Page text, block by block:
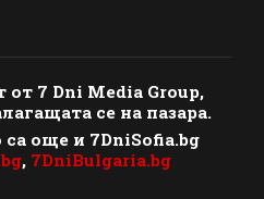
от 7 Dni Media Group,
се на пазара.
още и 7DniSofia.bg
, 7DniBulgaria.bg